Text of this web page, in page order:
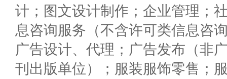
计；图文设计制作；企业管理；
息咨询服务（不含许可类信息咨
广告设计、代理；广告发布（非
刊出版单位）；服装服饰零售；